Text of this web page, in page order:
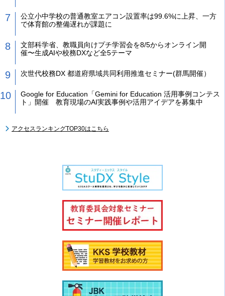
公立小中学校の普通教室エアコン設置率は99.6%に上昇、一方
で体育館の整備遅れが課題に
文部科学省、教職員向けプチ学習会を8/5からオンライン開
催〜生成AIや校務DXなど全5テーマ
次世代校務DX 都道府県域共同利用推進セミナー(群馬開催）
Google for Education「Gemini for Education 活用事例コンテス
ト」開催 教育現場のAI実践事例や活用アイデアを募集中
アクセスランキングTOP30はこちら